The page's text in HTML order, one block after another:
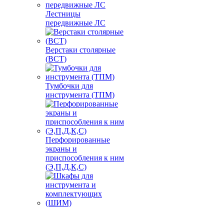
Лестницы
передвижные ЛС
Верстаки столярные
(ВСТ)
Тумбочки для
инструмента (ТПМ)
Перфорированные
экраны и
приспособления к ним
(Э,П,Д,К,С)